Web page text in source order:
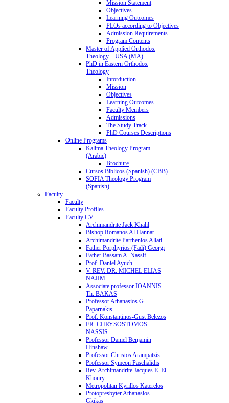
Mission Statement
Objectives
Learning Outcomes
PLOs according to Objectives
Admission Requirements
Program Contents
Master of Applied Orthodox
Theology – USA (MA)
PhD in Eastern Orthodox
Theology
Intorduction
Mission
Objectives
Learning Outcomes
Faculty Members
Admissions
The Study Track
PhD Courses Descriptions
Online Programs
Kalima Theology Program
(Arabic)
Brochure
Cursos Biblicos (Spanish) (CBB)
SOFIA Theology Program
(Spanish)
Faculty
Faculty
Faculty Profiles
Faculty CV
Archimandrite Jack Khalil
Bishop Romanos Al Hannat
Archimandrite Parthenios Allati
Father Porphyrios (Fadi) Georgi
Father Bassam A. Nassif
Prof. Daniel Ayuch
V. REV. DR. MICHEL ELIAS
NAJIM
Associate professor IOANNIS
Th. BAKAS
Professor Athanasios G.
Paparnakis
Prof. Konstantinos-Gust Belezos
FR. CHRYSOSTOMOS
NASSIS
Professor Daniel Benjamin
Hinshaw
Professor Christos Arampatzis
Professor Symeon Paschalidis
Rev. Archimandrite Jacques E. El
Khoury
Metropolitan Kyrillos Katerelos
Protopresbyter Athanasios
Gkikas